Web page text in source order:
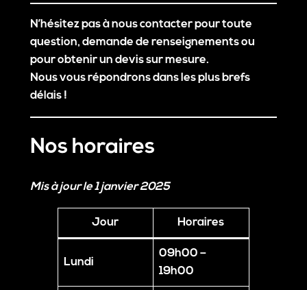
N’hésitez pas à nous contacterpour toute
question, demande de renseignements ou
pour obtenir un devis sur mesure.
Nous vous répondrons dans les plus brefs
délais !
Nos horaires
Mis à jour le 1 janvier 2025
Jour Horaires
Lundi
09h00 –
19h00